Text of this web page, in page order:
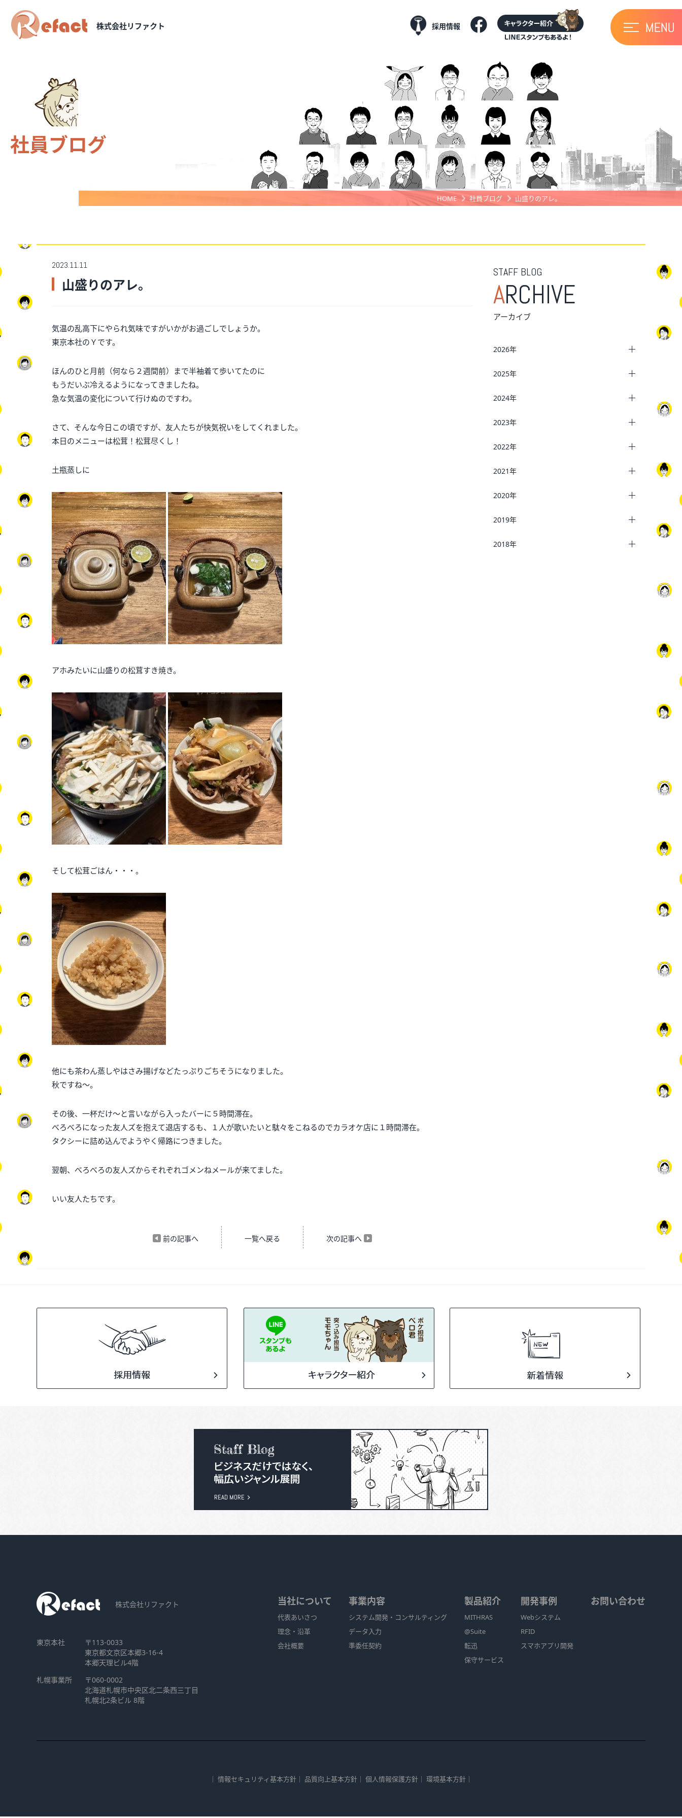
株式会社リファクト 採用情報
社員ブログ
HOME 社員ブログ 山盛りのアレ。
2023.11.11
山盛りのアレ。
気温の乱高下にやられ気味ですがいかがお過ごしでしょうか。
東京本社のＹです。
ほんのひと月前（何なら２週間前）まで半袖着て歩いてたのに
もうだいぶ冷えるようになってきましたね。
急な気温の変化について行けぬのですわ。
さて、そんな今日この頃ですが、友人たちが快気祝いをしてくれました。
本日のメニューは松茸！松茸尽くし！
土瓶蒸しに
アホみたいに山盛りの松茸すき焼き。
そして松茸ごはん・・・。
他にも茶わん蒸しやはさみ揚げなどたっぷりごちそうになりました。
秋ですね～。
その後、一杯だけ～と言いながら入ったバーに５時間滞在。
べろべろになった友人ズを抱えて退店するも、１人が歌いたいと駄々をこねるのでカラオケ店に１時間滞在。
タクシーに詰め込んでようやく帰路につきました。
翌朝、べろべろの友人ズからそれぞれゴメンねメールが来てました。
いい友人たちです。
前の記事へ 一覧へ戻る 次の記事へ
STAFF BLOG
ARCHIVE
アーカイブ
2026年
2025年
2024年
2023年
2022年
2021年
2020年
2019年
2018年
株式会社リファクト
東京本社
〒113-0033
東京都文京区本郷3-16-4
本郷天理ビル4階
札幌事業所
〒060-0002
北海道札幌市中央区北二条西三丁目
札幌北2条ビル 8階
当社について
代表あいさつ
理念・沿革
会社概要
事業内容
システム開発・コンサルティング
データ入力
準委任契約
製品紹介
MITHRAS
@Suite
転迅
保守サービス
開発事例
Webシステム
RFID
スマホアプリ開発
お問い合わせ
｜ 情報セキュリティ基本方針 ｜ 品質向上基本方針 ｜ 個人情報保護方針 ｜ 環境基本方針 ｜